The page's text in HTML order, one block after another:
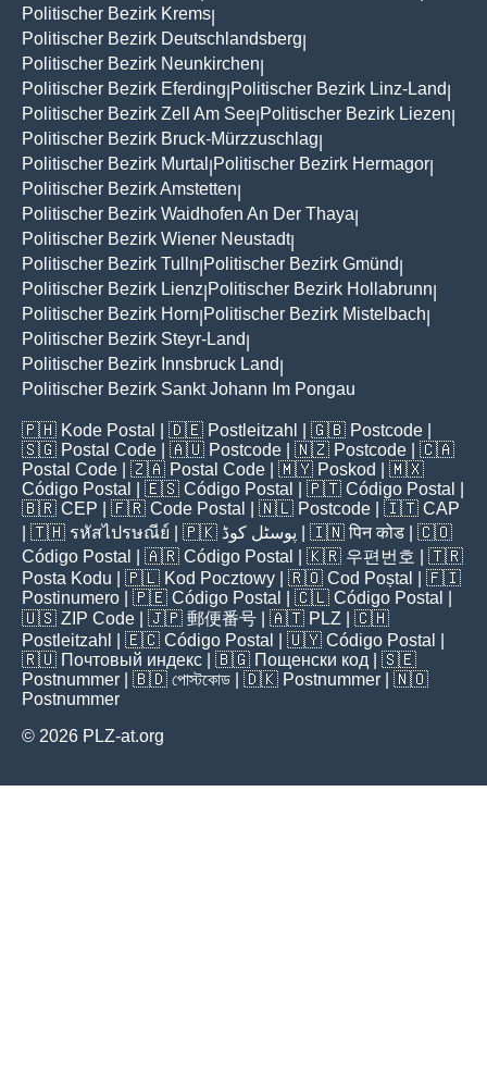
Politischer Bezirk Krems
Politischer Bezirk Deutschlandsberg
Politischer Bezirk Neunkirchen
Politischer Bezirk Eferding Politischer Bezirk Linz-Land
Politischer Bezirk Zell Am See Politischer Bezirk Liezen
Politischer Bezirk Bruck-Mürzzuschlag
Politischer Bezirk Murtal
Politischer Bezirk Hermagor
Politischer Bezirk Amstetten
Politischer Bezirk Waidhofen An Der Thaya
Politischer Bezirk Wiener Neustadt|
Politischer Bezirk Tulln Politischer Bezirk Gmünd
Politischer Bezirk Lienz Politischer Bezirk Hollabrunn
Politischer Bezirk Horn Politischer Bezirk Mistelbach
Politischer Bezirk Steyr-Land
Politischer Bezirk Innsbruck Land
Politischer Bezirk Sankt Johann Im Pongau
🇵🇭 Kode Postal | 🇩🇪 Postleitzahl | 🇬🇧 Postcode
🇸🇬 Postal Code | 🇦🇺 Postcode | 🇳🇿 Postcode | 🇨🇦
Postal Code | 🇿🇦 Postal Code | 🇲🇾 Poskod
| 🇲🇽
Código Postal
| 🇪🇸 Código Postal | 🇵🇹 Código Postal
🇧🇷 CEP | 🇫🇷 Code Postal | 🇳🇱 Postcode | 🇮🇹 CAP
| 🇹🇭 รหัสไปรษณีย์ | 🇵🇰 پوسٹل کوڈ | 🇮🇳पिन कोड | 🇨🇴
Código Postal
| 🇦🇷 Código Postal | 🇰🇷 우편번호
| 🇹🇷
Posta Kodu | 🇵🇱 Kod Pocztowy | 🇷🇴 Cod Poștal
| 🇫🇮
Postinumero | 🇵🇪 Código Postal | 🇨🇱 Código Postal
🇺🇸 ZIP Code | 🇯🇵 郵便番号 | 🇦🇹 PLZ | 🇨🇭
Postleitzahl
| 🇪🇨 Código Postal | 🇺🇾 Código Postal
🇷🇺 Почтовый индекс | 🇧🇬 Пощенски код | 🇸🇪
Postnummer | 🇧🇩 পোস্টকোড | 🇩🇰 Postnummer | 🇳🇴
Postnummer
© 2026 PLZ-at.org